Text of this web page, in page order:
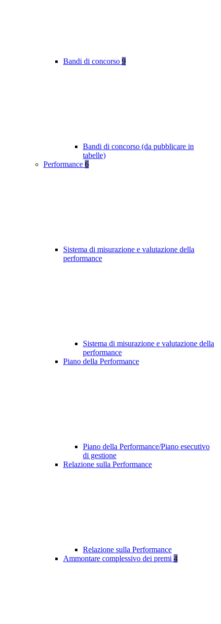
Bandi di concorso 9
Bandi di concorso (da pubblicare in
tabelle)
Performance 6
Sistema di misurazione e valutazione della
performance
Sistema di misurazione e valutazione della
performance
Piano della Performance
Piano della Performance/Piano esecutivo
di gestione
Relazione sulla Performance
Relazione sulla Performance
Ammontare complessivo dei premi 4